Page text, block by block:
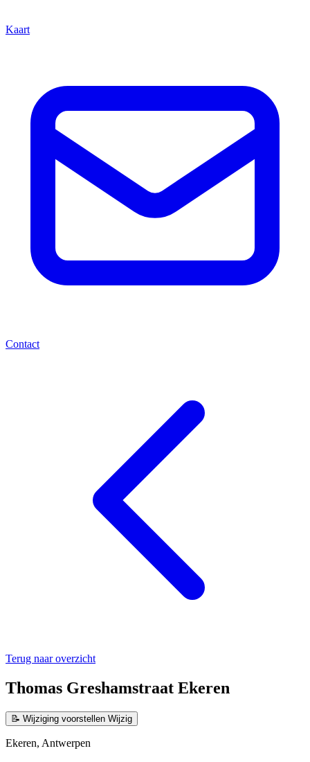
Kaart
Contact
Terug naar overzicht
Thomas Greshamstraat Ekeren
📝 Wijziging voorstellen Wijzig
Ekeren, Antwerpen